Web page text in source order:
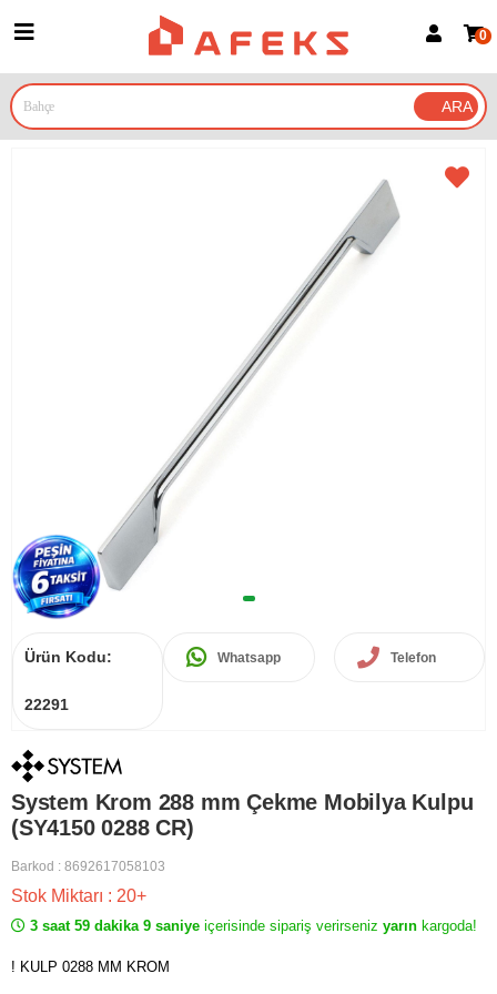
Google İle Bağlan
0
Ürün Kodu:
22291
Whatsapp Telefon
System Krom 288 mm Çekme Mobilya Kulpu
(SY4150 0288 CR)
Barkod : 8692617058103
Stok Miktarı : 20+
3 saat 59 dakika 9 saniye içerisinde sipariş verirseniz yarın kargoda!
! KULP 0288 MM KROM